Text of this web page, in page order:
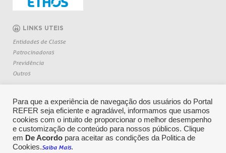
LINKS UTEIS
Entidades de Classe
Patrocinadoras
Previdência
Outros
Para que a experiência de navegação dos usuários do Portal
REFER seja eficiente e agradável, informamos que usamos
cookies com o intuito de proporcionar o melhor desempenho
e customização de conteúdo para nossos públicos. Clique
em De Acordo para aceitar as condições da Politica de
Cookies.Saiba Mais.